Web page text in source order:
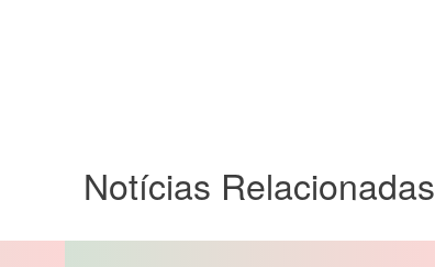
Notícias Relacionadas